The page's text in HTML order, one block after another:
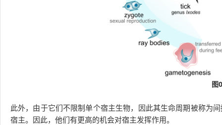
图
此外，由于它们不限制单个宿主生物，因此其生命周期被称为
宿主。因此，他们有更高的机会对宿主发挥作用。